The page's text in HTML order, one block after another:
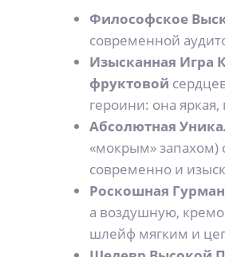
Философское
современной
Изысканная Игра
фруктовой
героини: она яркая,
Абсолютная
«мокрым» запахом)
современно и
Роскошная
а воздушную,
шлейф мягким и